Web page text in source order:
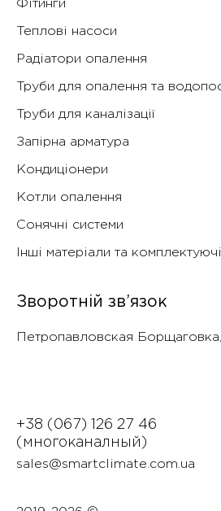
Фітинги
Теплові насоси
Радіатори опалення
Труби для опалення та
Труби для каналізації
Запірна арматура
Кондиціонери
Котли опалення
Сонячні системи
Інші матеріали та комплектуючі
Зворотній зв’язок
Петропавловская
+38 (067) 126 27 46
(многоканалный)
sales@smartclimate.com.ua